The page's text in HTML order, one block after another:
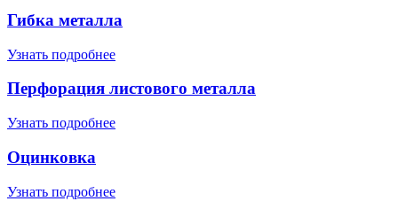
Гибка металла
Узнать подробнее
Перфорация листового металла
Узнать подробнее
Оцинковка
Узнать подробнее